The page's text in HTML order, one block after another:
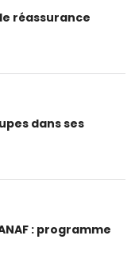
réassurance
dans ses
: programme